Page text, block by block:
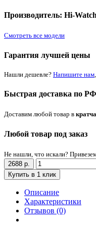
Производитель: Hi-Watch
Смотреть все модели
Гарантия лучшей цены
Нашли дешевле? Напишите нам
Быстрая доставка по РФ
Доставим любой товар в
Любой товар под заказ
Не нашли, что искали?
2688 р.
Купить в 1 клик
Описание
Характеристики
Отзывов (0)